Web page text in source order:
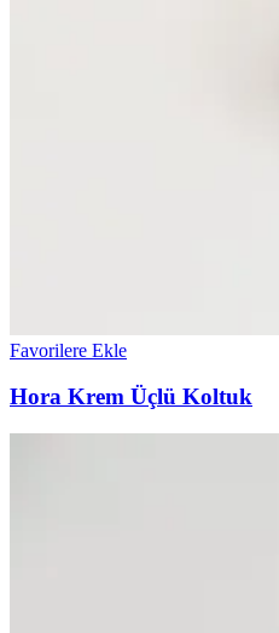
Favorilere Ekle
Hora Krem Üçlü Koltuk